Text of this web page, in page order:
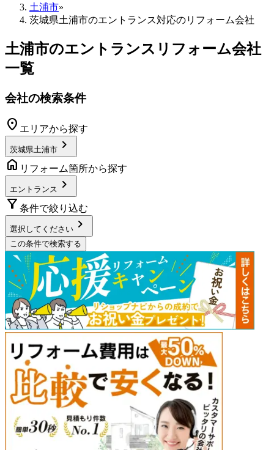
土浦市»
茨城県土浦市のエントランス対応のリフォーム会社
土浦市のエントランスリフォーム会社
一覧
会社の検索条件
location_on エリアから探す
茨城県土浦市 chevron_right
home リフォーム箇所から探す
エントランス chevron_right
filter_alt 条件で絞り込む
選択してください chevron_right
この条件で検索する